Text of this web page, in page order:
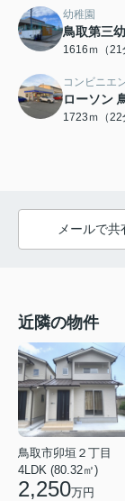
幼稚園
鳥取第三
1616ｍ（21
コンビニエ
ローソン
1723ｍ（22
メールで共
近隣の物件
鳥取市卯垣２丁目
4LDK (80.32㎡)
2,250万円